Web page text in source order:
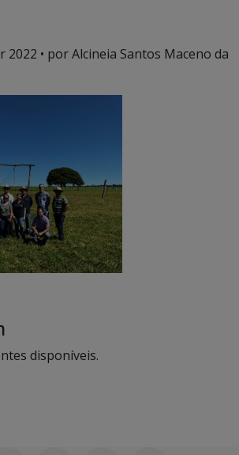
2022 • por Alcineia Santos Maceno da
disponíveis.